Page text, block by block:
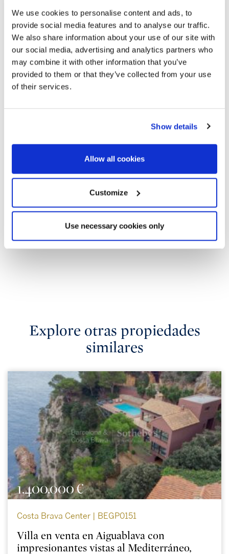
We use cookies to personalise content and ads, to
provide social media features and to analyse our traffic.
We also share information about your use of our site with
our social media, advertising and analytics partners who
may combine it with other information that you’ve
provided to them or that they’ve collected from your use
of their services.
Show details
Allow all cookies
Customize
Use necessary cookies only
Explore otras propiedades
similares
1.400.000 €
Costa Brava Center | BEGP0151
Villa en venta en Aiguablava con
impresionantes vistas al Mediterráneo,